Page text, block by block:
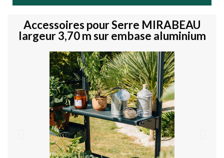
Accessoires pour Serre MIRABEAU
largeur 3,70 m sur embase aluminium